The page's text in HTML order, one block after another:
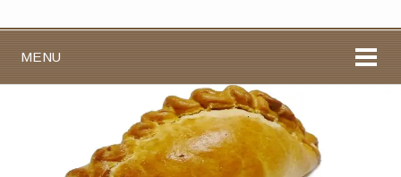
MENU